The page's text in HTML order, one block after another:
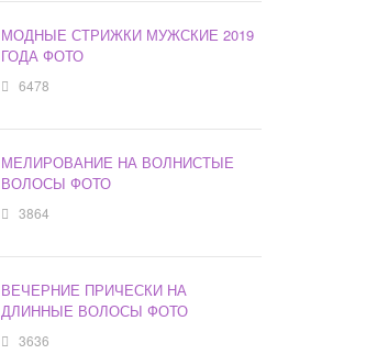
МОДНЫЕ СТРИЖКИ МУЖСКИЕ 2019
ГОДА ФОТО
6478
МЕЛИРОВАНИЕ НА ВОЛНИСТЫЕ
ВОЛОСЫ ФОТО
3864
ВЕЧЕРНИЕ ПРИЧЕСКИ НА
ДЛИННЫЕ ВОЛОСЫ ФОТО
3636